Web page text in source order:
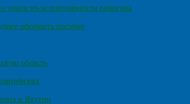
упали из-за популярности самогона
оформить пособие
область
в Якутии